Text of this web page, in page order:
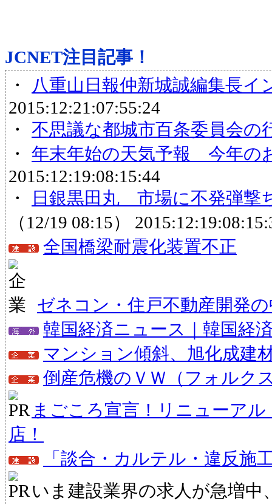
JCNET注目記事！
・
八重山日報仲新城誠編集長イ
2015:12:21:07:55:24
・ 不思議な都城市百条委員会の
・ 年末年始の天気予報 今年の
2015:12:19:08:15:44
・
日銀黒田丸 市場に不発弾撃
（12/19 08:15）
全国橋梁耐震化装置不正
ゼネコン・住戸不動産開発
韓国経済ニュース｜韓国経
マンション傾斜、旭化成建
倒産危機のＶＷ（フォルク
まごころ宣言！リニューア
店！
「談合・カルテル・違反施
いま建設業界の求人が急増中